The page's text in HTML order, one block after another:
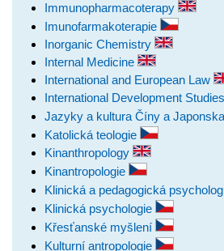
Immunopharmacoterapy
Imunofarmakoterapie
Inorganic Chemistry
Internal Medicine
International and European Law
International Development Studies
Jazyky a kultura Číny a Japonska
Katolická teologie
Kinanthropology
Kinantropologie
Klinická a pedagogická
Klinická psychologie
Křesťanské myšlení
Kulturní antropologie